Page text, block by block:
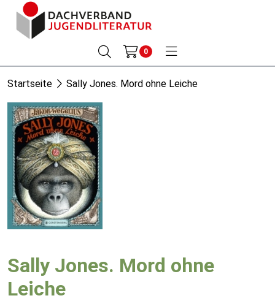
0
Startseite Sally Jones. Mord ohne Leiche
Sally Jones. Mord ohne
Leiche